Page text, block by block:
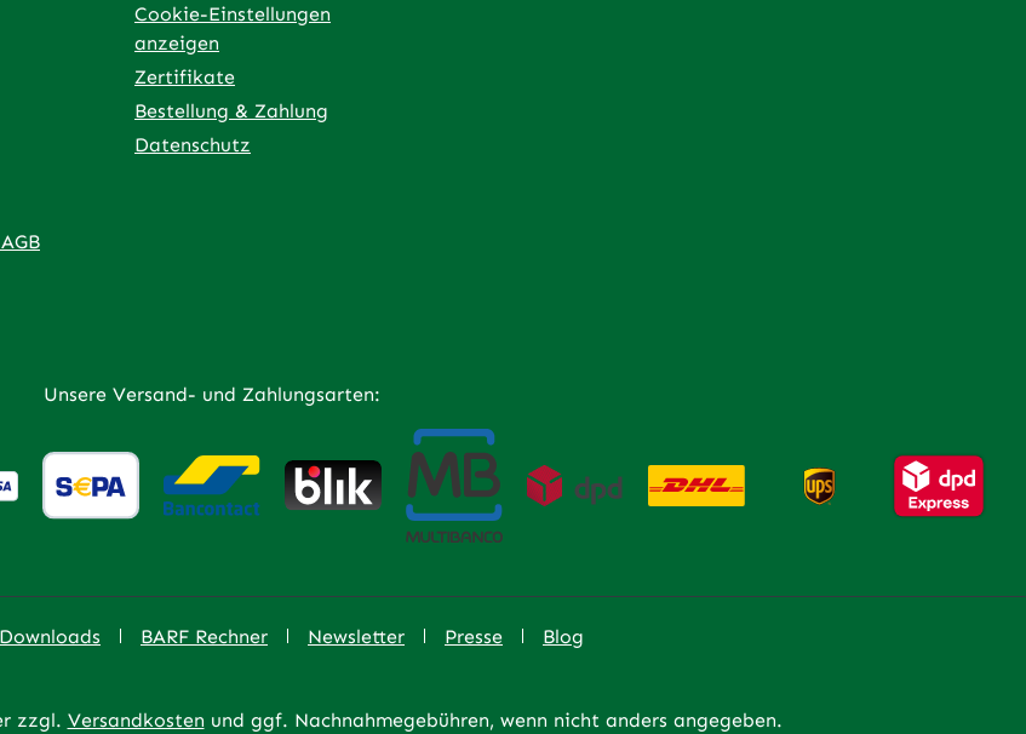
Link)
(externer Link)
Tab (externer Link)
Tab (externer Link)
in neuem Tab (externer Link)
Cookie-Einstellungen
anzeigen
Zertifikate
Bestellung & Zahlung
Datenschutz
Unsere Versand- und Zahlungsarten:
Downloads BARF Rechner Newsletter Presse Blog
zzgl. Versandkosten und ggf. Nachnahmegebühren, wenn nicht anders angegeben.